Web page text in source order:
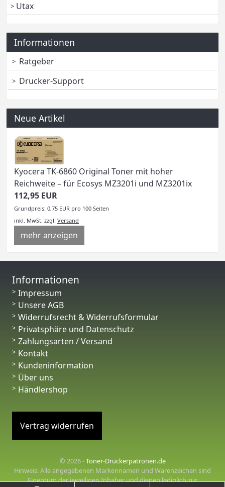
Utax
Informationen
Ratgeber
Drucker-Support
Neue Artikel
Kyocera TK-6860 Original Toner mit hoher
Reichweite – für Ecosys MZ3201i und MZ3201ix
112,95 EUR
Grundpreis: 0,75 EUR pro 100 Seiten
inkl. MwSt. zzgl. Versand
mehr anzeigen
Informationen
Impressum
Unsere AGB
Widerrufsrecht & Widerrufsformular
Privatsphäre und Datenschutz
Zahlungsarten / Versand
Kontakt
Kundeninformation
Über uns
Händlershop
Vertrag widerrufen
© 2026 -Toner-Druckerpatronen.de
Hinweis: Alle angegebenen Markennamen und Warenzeichen sind
Eigentum der jeweiligen Inhaber und dienen lediglich zur